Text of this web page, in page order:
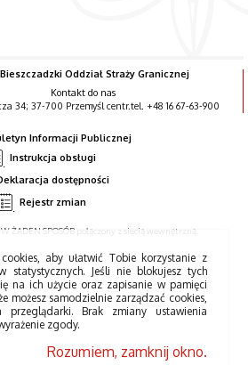
Oddział Straży Granicznej
Kontakt do nas
34; 37-700 Przemyśl centr.tel. +48 16 67-63-900
Informacji Publicznej
Instrukcja obsługi
dostępności
Rejestr zmian
ŻADEN SPOSÓB połączony z siecią wewnętrzną.
aby ułatwić Tobie korzystanie z
statystycznych. Jeśli nie blokujesz tych
na ich użycie oraz zapisanie w pamięci
możesz samodzielnie zarządzać cookies,
przeglądarki. Brak zmiany ustawienia
zgody.
Rozumiem, zamknij okno.